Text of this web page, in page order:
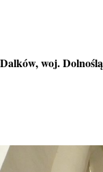
Dalków, woj.